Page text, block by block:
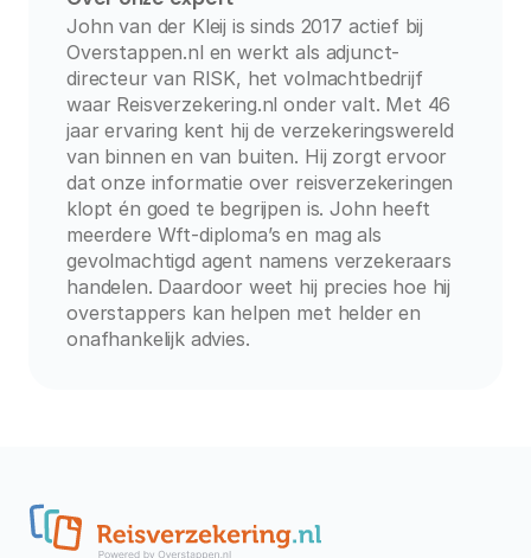
John van der Kleij is sinds 2017 actief bij
Overstappen.nl en werkt als adjunct-
directeur van RISK, het volmachtbedrijf
waar Reisverzekering.nl onder valt. Met 46
jaar ervaring kent hij de verzekeringswereld
van binnen en van buiten. Hij zorgt ervoor
dat onze informatie over reisverzekeringen
klopt én goed te begrijpen is. John heeft
meerdere Wft-diploma’s en mag als
gevolmachtigd agent namens verzekeraars
handelen. Daardoor weet hij precies hoe hij
overstappers kan helpen met helder en
onafhankelijk advies.